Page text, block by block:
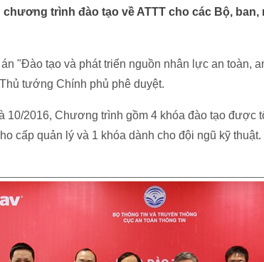
trình đào tạo về ATTT cho các Bộ, ban,
"Đào tạo và phát triển nguồn nhân lực an toàn,
tướng Chính phủ phê duyệt.
10/2016, Chương trình gồm 4 khóa đào tạo được
cấp quản lý và 1 khóa dành cho đội ngũ kỹ